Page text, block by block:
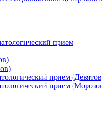
прием
прием
прием